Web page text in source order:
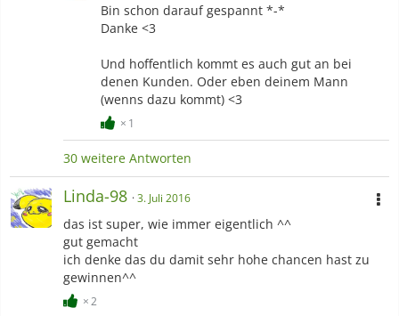
Bin schon darauf gespannt *-*
Danke <3
Und hoffentlich kommt es auch gut an bei
denen Kunden. Oder eben deinem Mann
(wenns dazu kommt) <3
1
30 weitere Antworten
Linda-98 3. Juli 2016
das ist super, wie immer eigentlich ^^
gut gemacht
ich denke das du damit sehr hohe chancen hast zu
gewinnen^^
2